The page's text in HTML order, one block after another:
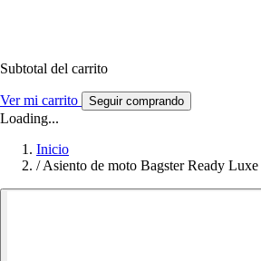
Subtotal del carrito
Ver mi carrito Seguir comprando
Loading...
Inicio
/ Asiento de moto Bagster Ready